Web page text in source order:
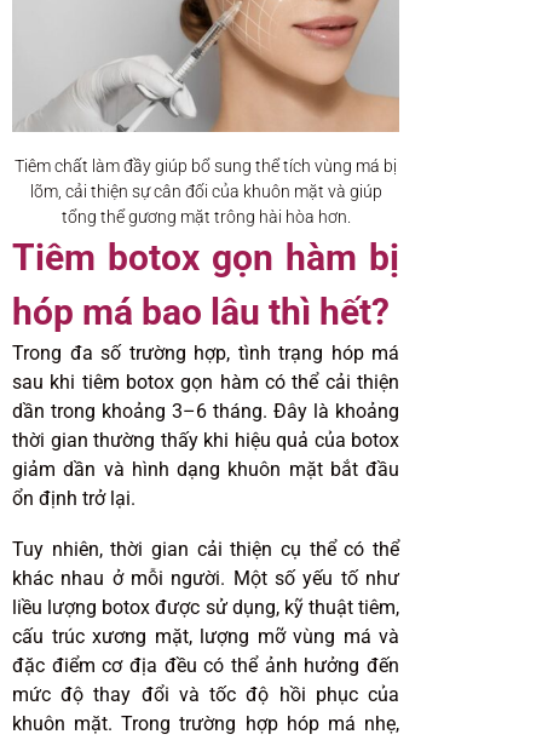
Tiêm chất làm đầy giúp bổ sung thể tích vùng má bị
lõm, cải thiện sự cân đối của khuôn mặt và giúp
tổng thể gương mặt trông hài hòa hơn.
Tiêm botox gọn hàm bị
hóp má bao lâu thì hết?
Trong đa số trường hợp, tình trạng hóp má
sau khi tiêm botox gọn hàm có thể cải thiện
dần trong khoảng 3–6 tháng. Đây là khoảng
thời gian thường thấy khi hiệu quả của botox
giảm dần và hình dạng khuôn mặt bắt đầu
ổn định trở lại.
Tuy nhiên, thời gian cải thiện cụ thể có thể
khác nhau ở mỗi người. Một số yếu tố như
liều lượng botox được sử dụng, kỹ thuật tiêm,
cấu trúc xương mặt, lượng mỡ vùng má và
đặc điểm cơ địa đều có thể ảnh hưởng đến
mức độ thay đổi và tốc độ hồi phục của
khuôn mặt. Trong trường hợp hóp má nhẹ,